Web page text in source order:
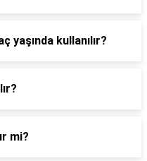
yaşında kullanılır?
mi?